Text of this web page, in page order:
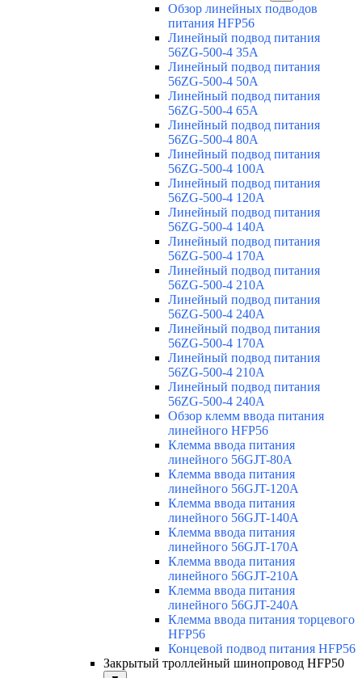
Обзор линейных подводов
питания HFP56
Линейный подвод питания
56ZG-500-4 35A
Линейный подвод питания
56ZG-500-4 50A
Линейный подвод питания
56ZG-500-4 65A
Линейный подвод питания
56ZG-500-4 80A
Линейный подвод питания
56ZG-500-4 100A
Линейный подвод питания
56ZG-500-4 120A
Линейный подвод питания
56ZG-500-4 140A
Линейный подвод питания
56ZG-500-4 170A
Линейный подвод питания
56ZG-500-4 210A
Линейный подвод питания
56ZG-500-4 240A
Линейный подвод питания
56ZG-500-4 170A
Линейный подвод питания
56ZG-500-4 210A
Линейный подвод питания
56ZG-500-4 240A
Обзор клемм ввода питания
линейного HFP56
Клемма ввода питания
линейного 56GJT-80A
Клемма ввода питания
линейного 56GJT-120A
Клемма ввода питания
линейного 56GJT-140A
Клемма ввода питания
линейного 56GJT-170A
Клемма ввода питания
линейного 56GJT-210A
Клемма ввода питания
линейного 56GJT-240A
Клемма ввода питания торцевого
HFP56
Концевой подвод питания HFP56
Закрытый троллейный шинопровод HFP50